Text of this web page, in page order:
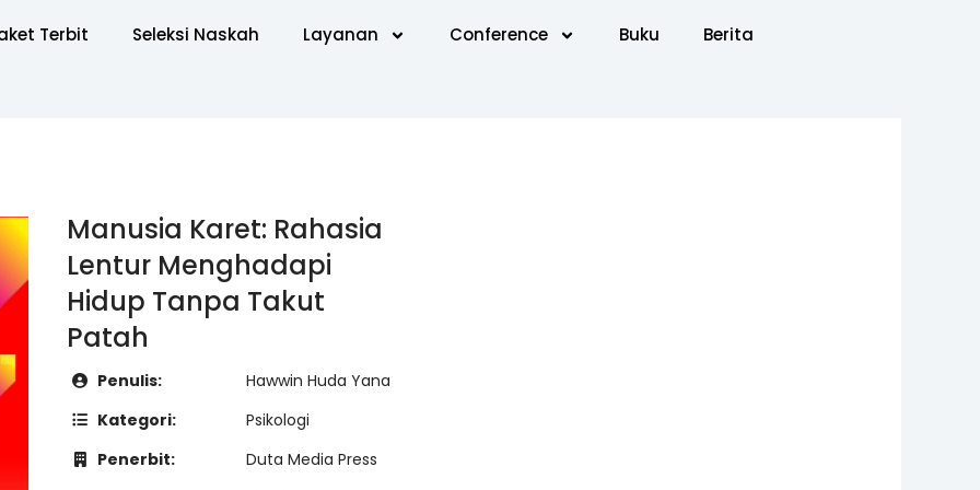
Terbit Seleksi Naskah Layanan Conference Buku Berita
Manusia Karet: Rahasia
Lentur Menghadapi
Hidup Tanpa Takut
Patah
Penulis:
Hawwin Huda Yana
Kategori:
Psikologi
Penerbit:
Duta Media Press